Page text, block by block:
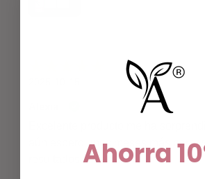
aún espero unos meses más para
Ahorra